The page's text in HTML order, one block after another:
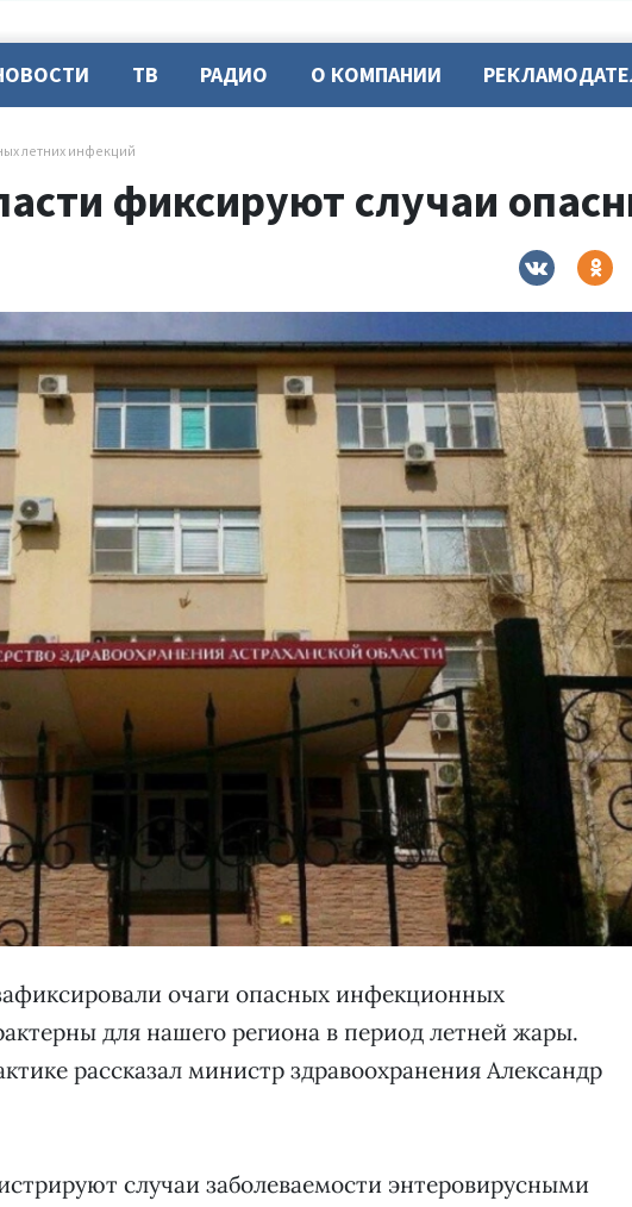
ТВ РАДИО О КОМПАНИИ
летних инфекций
фиксируют случаи
очаги опасных инфекционных
для нашего региона в период летней жары.
рассказал министр здравоохранения Александр
случаи заболеваемости энтеровирусными